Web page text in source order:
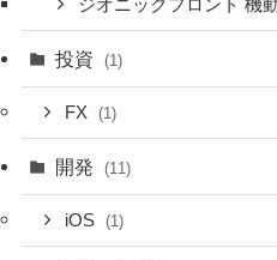
ジオニックフロント 機
投資 (1)
FX (1)
開発 (11)
iOS (1)